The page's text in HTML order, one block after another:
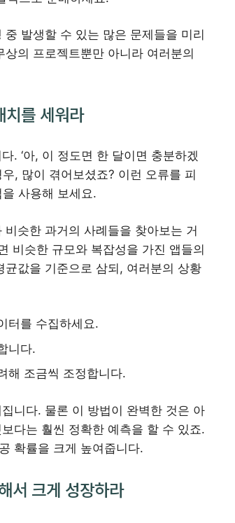
발생할 수 있는 많은 문제들을 미리
의 프로젝트뿐만 아니라 여러분의
치를 세워라
. ‘아, 이 정도면 한 달이면 충분하겠
, 많이 겪어보셨죠? 이런 오류를 피
을 사용해 보세요.
슷한 과거의 사례들을 찾아보는 거
비슷한 규모와 복잡성을 가진 앱들의
값을 기준으로 삼되, 여러분의 상황
터를 수집하세요.
니다.
해 조금씩 조정합니다.
니다. 물론 이 방법이 완벽한 것은 아
다는 훨씬 정확한 예측을 할 수 있죠.
확률을 크게 높여줍니다.
서 크게 성장하라